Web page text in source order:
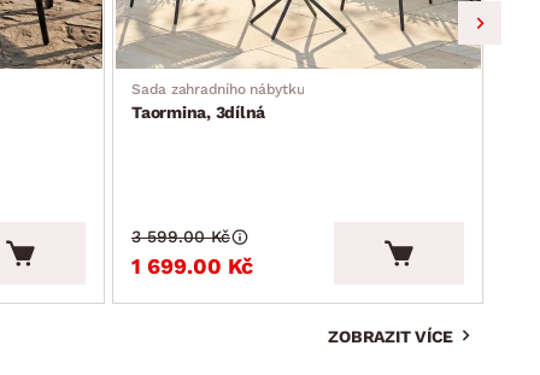
Sada zahradního nábytku
Taormina, 3dílná
1 699.00 Kč
3 599.00 Kč
ZOBRAZIT VÍCE